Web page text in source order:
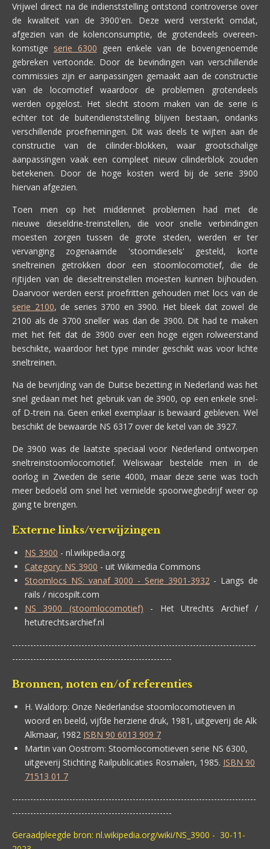
Vrijwel direct na de indienststelling ontstond controverse over
de kwaliteit van de 3900'en. Deze werd versterkt omdat,
afgezien van de kolenconsumptie, de grotendeels overeen-
komstige serie 6300 geen enkele van de bovengenoemde
gebreken vertoonde. Door de bevindingen van verschillende
commissies zijn er aanpassingen gemaakt aan de constructie
van de locomotief waardoor de problemen grotendeels
werden opgelost. Het slecht stoom maken van de serie is
echter tot de buitendienststelling blijven bestaan, ondanks
verschillende proefnemingen. Dit was deels te wijten aan de
constructie van de cilinder-blokken, waar grootschalige
aanpassingen vaak een compleet nieuw cilinderblok zouden
betekenen. Door de hoge kosten werd bij de serie 3900
hiervan afgezien.
Toen men op het middennet problemen had met de
nieuwe dieseldrie-treinstellen, die voor snelle verbindingen
moesten zorgen tussen de grote steden, werden er ter
vervanging zogenaamde 'stoomdiesels' gesteld, korte
sneltreinen getrokken door een stoomlocomotief, die de
rijtijden van de dieseltreinstellen moesten kunnen bijhouden.
Daarvoor werden eerst proefritten gehouden met locs van de
serie 2100, de series 3700 en 3900. Het bleek dat zowel de
2100 als de 3700 sneller was dan de 3900. Dit had te maken
met het feit dat de 3900 over een hoge eigen rolweerstand
beschikte, waardoor het type minder geschikt was voor lichte
sneltreinen.
Na de bevrijding van de Duitse bezetting in Nederland was het
snel gedaan met het gebruik van de 3900, op een enkele snel-
of D-trein na. Geen enkel exemplaar is bewaard gebleven. Wel
beschikt de bewaarde NS 6317 over de ketel van de 3927.
De 3900 was de laatste speciaal voor Nederland ontworpen
sneltreinstoomlocomotief. Weliswaar bestelde men in de
oorlog in Zweden de serie 4000, maar deze serie was toch
meer bedoeld om snel het vernielde spoorwegbedrijf weer op
gang te brengen.
Externe links/verwijzingen
NS 3900 - nl.wikipedia.org
Category: NS 3900 - uit Wikimedia Commons
Stoomlocs NS: vanaf 3000 - Serie 3901-3932- Langs de
rails / nicospilt.com
NS 3900 (stoomlocomotief) - Het Utrechts Archief /
hetutrechtsarchief.nl
---------------------------------------------------------------------------------
-----------------------------------------------------
Bronnen, noten en/of referenties
H. Waldorp: Onze Nederlandse stoomlocomotieven in
woord en beeld, vijfde herziene druk, 1981, uitgeverij de Alk
Alkmaar, 1982 ISBN 90 6013 909 7
Martin van Oostrom: Stoomlocomotieven serie NS 6300,
uitgeverij Stichting Railpublicaties Rosmalen, 1985. ISBN 90
71513 01 7
---------------------------------------------------------------------------------
-----------------------------------------------------
Geraadpleegde bron: nl.wikipedia.org/wiki/NS_3900 - 30-11-